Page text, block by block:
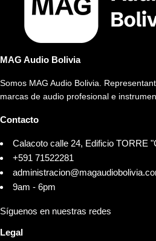
MAG Audio Bolivia
Somos MAG Audio Bolivia.
marcas de audio profesional e
Contacto
Calacoto calle 24, Edificio TORRE
+591 71522281
9am - 6pm
Síguenos en nuestras redes
Legal